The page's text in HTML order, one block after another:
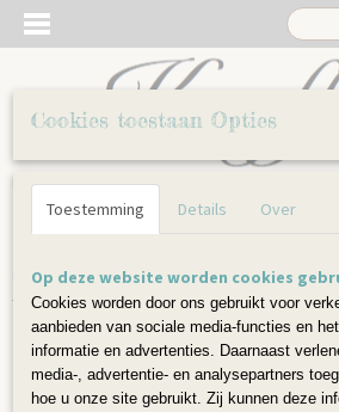
Inloggen Registreren
Home >Knuffels en speelgoed >Rammelaars
Cookies toestaan Opties
Toestemming Details Over
Op deze website worden cookies
Cookies worden door ons gebruikt voor
aanbieden van sociale media-functies en
informatie en advertenties. Daarnaast
media-, advertentie- en analysepartners
hoe u onze site gebruikt. Zij kunnen deze